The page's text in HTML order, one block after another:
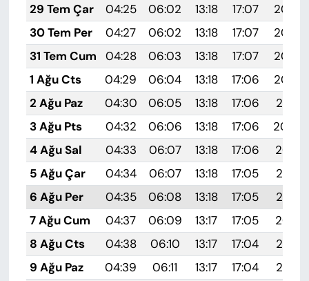
29 Tem Çar
04:25 06:02 13:18 17:07
20:25
30 Tem Per
04:27 06:02 13:18 17:07
20:24
31 Tem Cum
04:28 06:03 13:18 17:07
20:23
1 Ağu Cts
04:29 06:04 13:18 17:06
20:22
2 Ağu Paz
04:30 06:05 13:18 17:06
20:21
3 Ağu Pts
04:32 06:06 13:18 17:06
20:20
4 Ağu Sal
04:33 06:07 13:18 17:06
20:19
5 Ağu Çar
04:34 06:07 13:18 17:05
20:18
6 Ağu Per
04:35 06:08 13:18 17:05
20:17
7 Ağu Cum
04:37 06:09 13:17 17:05
20:16
8 Ağu Cts
04:38 06:10 13:17 17:04
20:15
9 Ağu Paz
04:39 06:11 13:17 17:04
20:14